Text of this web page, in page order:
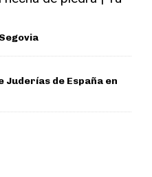
Juderías de España en